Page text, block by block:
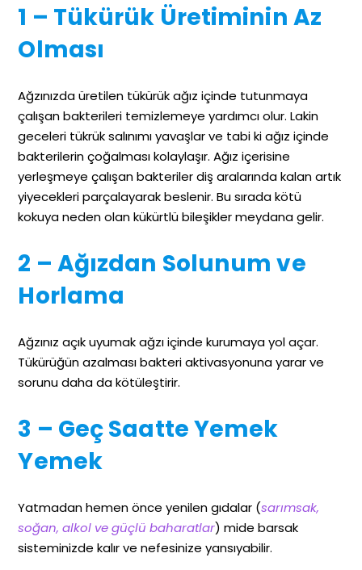
1 – Tükürük Üretiminin Az
Olması
Ağzınızda üretilen tükürük ağız içinde tutunmaya
çalışan bakterileri temizlemeye yardımcı olur. Lakin
geceleri tükrük salınımı yavaşlar ve tabi ki ağız içinde
bakterilerin çoğalması kolaylaşır. Ağız içerisine
yerleşmeye çalışan bakteriler diş aralarında kalan artık
yiyecekleri parçalayarak beslenir. Bu sırada kötü
kokuya neden olan kükürtlü bileşikler meydana gelir.
2 – Ağızdan Solunum ve
Horlama
Ağzınız açık uyumak ağzı içinde kurumaya yol açar.
Tükürüğün azalması bakteri aktivasyonuna yarar ve
sorunu daha da kötüleştirir.
3 – Geç Saatte Yemek
Yemek
Yatmadan hemen önce yenilen gıdalar (sarımsak,
soğan, alkol ve güçlü baharatlar) mide barsak
sisteminizde kalır ve nefesinize yansıyabilir.